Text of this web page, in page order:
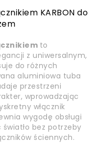
KARBON do
to
z uniwersalnym,
do różnych
aluminiowa tuba
przestrzeni
wprowadzając
włącznik
wygodę obsługi
światło bez potrzeby
ściennych.